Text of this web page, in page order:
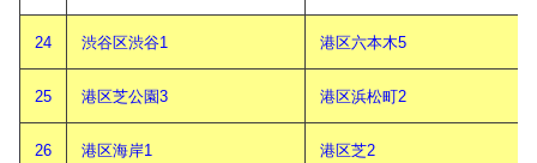
24 渋谷区渋谷1 港区六本木5
25 港区芝公園3 港区浜松町2
26 港区海岸1 港区芝2